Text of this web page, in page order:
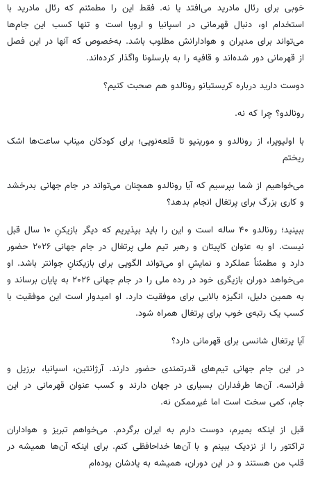
خوبی برای رئال مادرید می‌افتد یا نه. فقط این را مطمئنم که رئال مادرید با
استخدام او، دنبال قهرمانی در اسپانیا و اروپا است و تنها کسب این جام‌ها
می‌تواند برای مدیران و هوادارانش مطلوب باشد. به‌خصوص که آنها در این فصل
از قهرمانی دور شده‌اند و قافیه را به بارسلونا واگذار کرده‌اند.
دوست دارید درباره کریستیانو رونالدو هم صحبت کنیم؟
رونالدو؟ چرا که نه.
با اولیویرا، از رونالدو و مورینیو تا قلعه‌نویی؛ برای کودکان میناب ساعت‌ها اشک
ریختم
می‌خواهیم از شما بپرسیم که آیا رونالدو همچنان می‌تواند در جام جهانی بدرخشد
و کاری بزرگ برای پرتغال انجام بدهد؟
ببینید؛ رونالدو ۴۰ ساله است و این را باید بپذیریم که دیگر بازیکنِ ۱۰ سال قبل
نیست. او به عنوان کاپیتان و رهبر تیم ملی پرتغال در جام جهانی ۲۰۲۶ حضور
دارد و مطمئناً عملکرد و نمایشِ او می‌تواند الگویی برای بازیکنانِ جوانتر باشد. او
می‌خواهد دوران بازیگری خود در رده ملی را در جام جهانی ۲۰۲۶ به پایان برساند و
به همین دلیل، انگیزه بالایی برای موفقیت دارد. او امیدوار است این موفقیت با
کسب یک رتبه‌ی خوب برای پرتغال همراه شود.
آیا پرتغال شانسی برای قهرمانی دارد؟
در این جام جهانی تیم‌های قدرتمندی حضور دارند. آرژانتین، اسپانیا، برزیل و
فرانسه. آن‌ها طرفداران بسیاری در جهان دارند و کسب عنوان قهرمانی در این
جام، کمی سخت است اما غیرممکن نه.
قبل از اینکه بمیرم، دوست دارم به ایران برگردم. می‌خواهم تبریز و هواداران
تراکتور را از نزدیک ببینم و با آن‌ها خداحافظی کنم. برای اینکه آن‌ها همیشه در
قلب من هستند و در این دوران، همیشه به یادشان بوده‌ام